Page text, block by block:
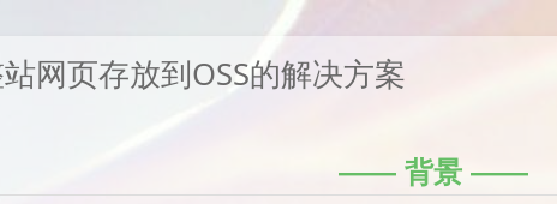
网页存放到OSS的解决方案
背景